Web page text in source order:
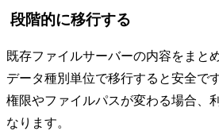
段階的に移行する
既存ファイルサーバーの内容をまと
データ種別単位で移行すると安全で
権限やファイルパスが変わる場合、
なります。